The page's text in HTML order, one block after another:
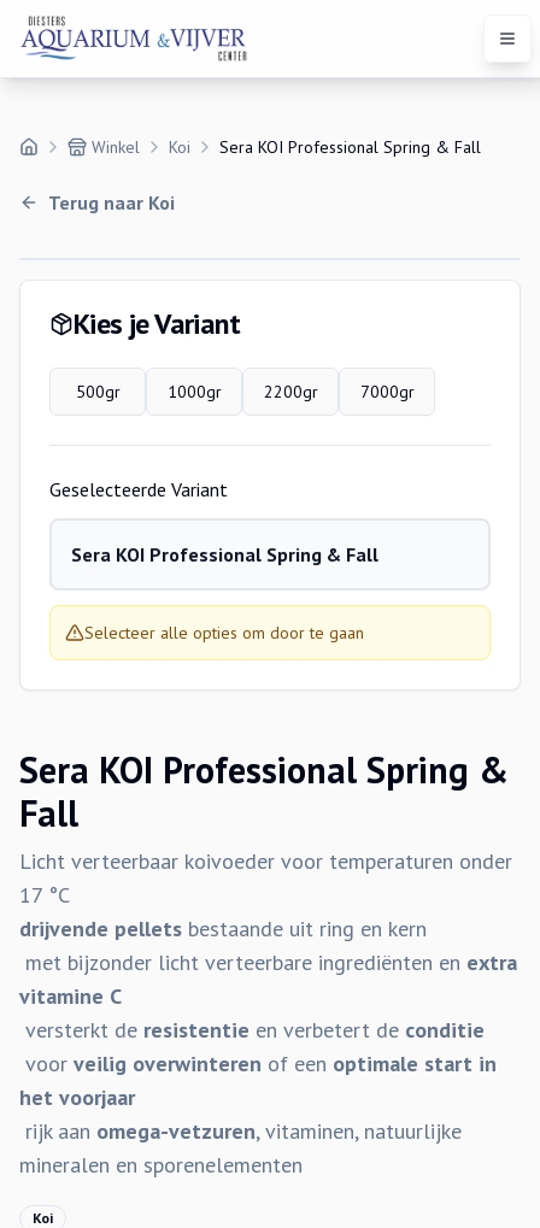
Winkel Koi Sera KOI Professional Spring & Fall
Terug naar Koi
Kies je Variant
500gr 1000gr 2200gr 7000gr
Geselecteerde Variant
Sera KOI Professional Spring & Fall
Selecteer alle opties om door te gaan
Sera KOI Professional Spring &
Fall
Licht verteerbaar koivoeder voor temperaturen onder
17 °C
drijvende pellets bestaande uit ring en kern
met bijzonder licht verteerbare ingrediënten en extra
vitamine C
versterkt de resistentie en verbetert de conditie
voor veilig overwinteren of een optimale start in
het voorjaar
rijk aan omega-vetzuren, vitaminen, natuurlijke
mineralen en sporenelementen
Koi